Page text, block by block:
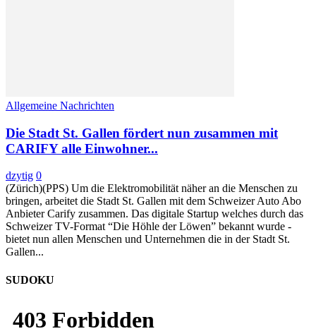
Allgemeine Nachrichten
Die Stadt St. Gallen fördert nun zusammen mit
CARIFY alle Einwohner...
dzytig 0
(Zürich)(PPS) Um die Elektromobilität näher an die Menschen zu
bringen, arbeitet die Stadt St. Gallen mit dem Schweizer Auto Abo
Anbieter Carify zusammen. Das digitale Startup welches durch das
Schweizer TV-Format “Die Höhle der Löwen” bekannt wurde -
bietet nun allen Menschen und Unternehmen die in der Stadt St.
Gallen...
SUDOKU